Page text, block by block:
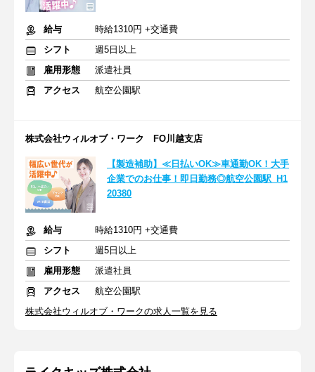
給与
時給1310円 +交通費
シフト
週5日以上
雇用形態
派遣社員
アクセス
航空公園駅
株式会社ウィルオブ・ワーク FO川越支店
【製造補助】≪日払いOK≫車通勤OK！大手
企業でのお仕事！即日勤務◎航空公園駅_H1
20380
給与
時給1310円 +交通費
シフト
週5日以上
雇用形態
派遣社員
アクセス
航空公園駅
株式会社ウィルオブ・ワークの求人一覧を見る